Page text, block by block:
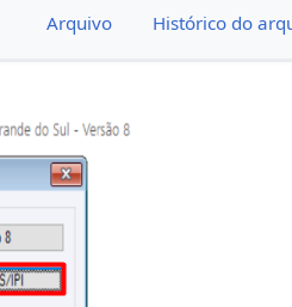
Arquivo Histórico do